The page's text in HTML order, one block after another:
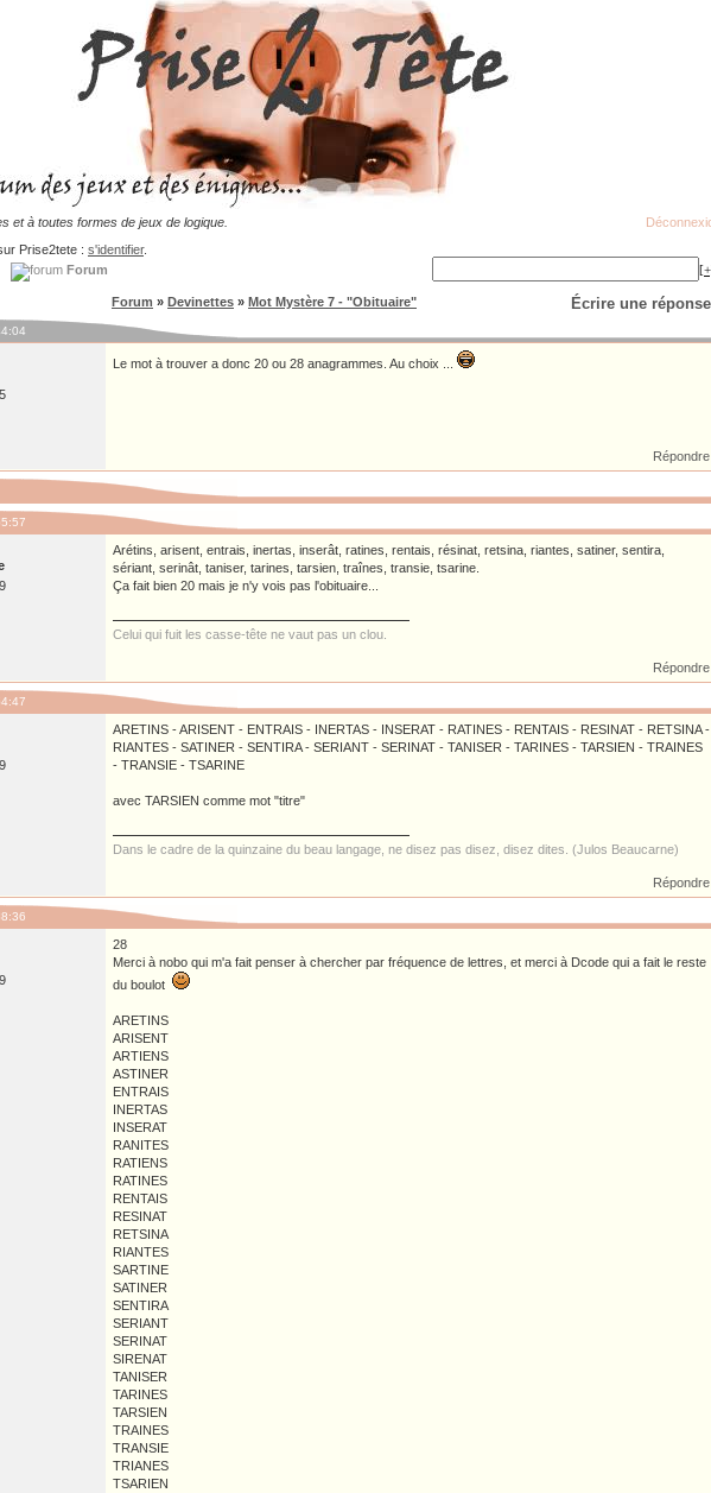
et à toutes formes de jeux de logique.
Prise2tete : s'identifier.
Forum
Écrire une réponse
Forum » Devinettes » Mot Mystère 7 - "Obituaire"
Le mot à trouver a donc 20 ou 28 anagrammes. Au choix ...
Répondre
Arétins, arisent, entrais, inertas, inserât, ratines, rentais, résinat, retsina, riantes, satiner, sentira,
sériant, serinât, taniser, tarines, tarsien, traînes, transie, tsarine.
Ça fait bien 20 mais je n'y vois pas l'obituaire...
Celui qui fuit les casse-tête ne vaut pas un clou.
Répondre
ARETINS - ARISENT - ENTRAIS - INERTAS - INSERAT - RATINES - RENTAIS - RESINAT - RETSINA -
RIANTES - SATINER - SENTIRA - SERIANT - SERINAT - TANISER - TARINES - TARSIEN - TRAINES
- TRANSIE - TSARINE
avec TARSIEN comme mot "titre"
Dans le cadre de la quinzaine du beau langage, ne disez pas disez, disez dites. (Julos Beaucarne)
Répondre
28
Merci à nobo qui m'a fait penser à chercher par fréquence de lettres, et merci à Dcode qui a fait le reste
du boulot
ARETINS
ARISENT
ARTIENS
ASTINER
ENTRAIS
INERTAS
INSERAT
RANITES
RATIENS
RATINES
RENTAIS
RESINAT
RETSINA
RIANTES
SARTINE
SATINER
SENTIRA
SERIANT
SERINAT
SIRENAT
TANISER
TARINES
TARSIEN
TRAINES
TRANSIE
TRIANES
TSARIEN